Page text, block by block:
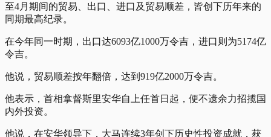
至4月期间的贸易、出口、进口及贸易顺差，皆创下历年来的
同期最高纪录。
在今年同一时期，出口达6093亿1000万令吉，进口则为5174亿
令吉。
他说，贸易顺差按年翻倍，达到919亿2000万令吉。
他表示，首相拿督斯里安华自上任首日起，便不遗余力招揽国
内外投资。
他说，在安华领导下，大马连续3年创下历史性投资成就，获